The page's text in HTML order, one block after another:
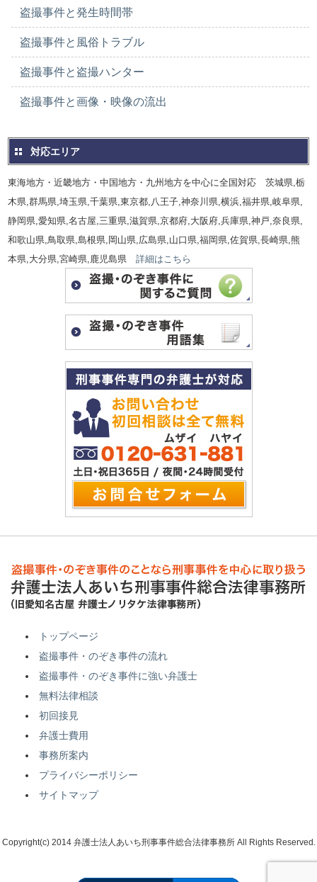
盗撮事件と発生時間帯
盗撮事件と風俗トラブル
盗撮事件と盗撮ハンター
盗撮事件と画像・映像の流出
対応エリア
東海地方・近畿地方・中国地方・九州地方を中心に全国対応 茨城県,栃
木県,群馬県,埼玉県,千葉県,東京都,八王子,神奈川県,横浜,福井県,岐阜県,
静岡県,愛知県,名古屋,三重県,滋賀県,京都府,大阪府,兵庫県,神戸,奈良県,
和歌山県,鳥取県,島根県,岡山県,広島県,山口県,福岡県,佐賀県,長崎県,熊
本県,大分県,宮崎県,鹿児島県詳細はこちら
トップページ
盗撮事件・のぞき事件の流れ
盗撮事件・のぞき事件に強い弁護士
無料法律相談
初回接見
弁護士費用
事務所案内
プライバシーポリシー
サイトマップ
Copyright(c) 2014 弁護士法人あいち刑事事件総合法律事務所 All Rights Reserved.